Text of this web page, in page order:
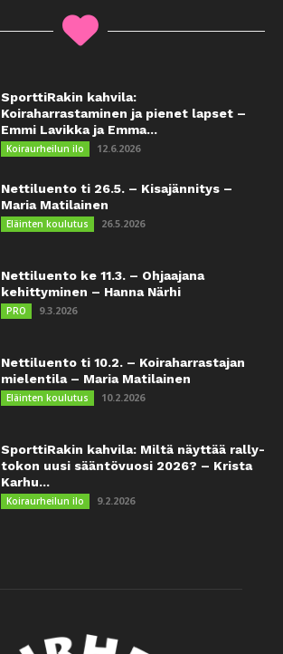
SporttiRakin kahvila:
Koiraharrastaminen ja pienet lapset –
Emmi Lavikka ja Emma...
Koiraurheilun ilo 12.6.2026
Nettiluento ti 26.5. – Kisajännitys –
Maria Matilainen
Eläinten koulutus 26.5.2026
Nettiluento ke 11.3. – Ohjaajana
kehittyminen – Hanna Närhi
PRO 9.3.2026
Nettiluento ti 10.2. – Koiraharrastajan
mielentila – Maria Matilainen
Eläinten koulutus 10.2.2026
SporttiRakin kahvila: Miltä näyttää rally-
tokon uusi sääntövuosi 2026? – Krista
Karhu...
Koiraurheilun ilo 9.2.2026